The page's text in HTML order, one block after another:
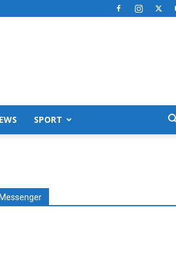
SPORT
Messenger